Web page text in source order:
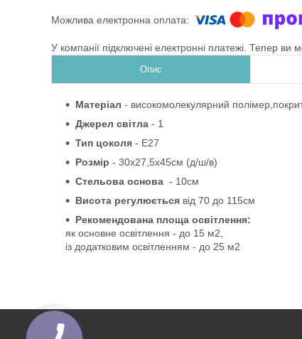
У компанії підключені електронні платежі. Тепер
Опис
Матеріал - високомолекулярний
Джерел світла - 1
Тип цоколя - Е27
Розмір - 30х27,5х45см (д/ш/в)
Стельова основа - 10см
Висота регулюється від 70 до 115см
Рекомендована площа освітлення:
як основне освітлення - до 15 м2,
із додатковим освітленням - до 25 м2